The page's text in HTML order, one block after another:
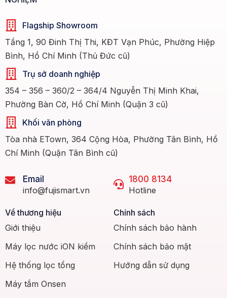
Flagship Showroom
Tầng 1, 90 Đinh Thị Thi, KĐT Vạn Phúc, Phường Hiệp
Bình, Hồ Chí Minh (Thủ Đức cũ)
Trụ sở doanh nghiệp
354 – 356 – 360/2 – 364/4 Nguyễn Thị Minh Khai,
Phường Bàn Cờ, Hồ Chí Minh (Quận 3 cũ)
Khối văn phòng
Tòa nhà ETown, 364 Cộng Hòa, Phường Tân Bình, Hồ
Chí Minh (Quận Tân Bình cũ)
1800 8134
Hotline
Email
info@fujismart.vn
Về thương hiệu
Giới thiệu
Máy lọc nước iON kiềm
Hệ thống lọc tổng
Máy tắm Onsen
Chính sách
Chính sách bảo hành
Chính sách bảo mật
Hướng dẫn sử dụng